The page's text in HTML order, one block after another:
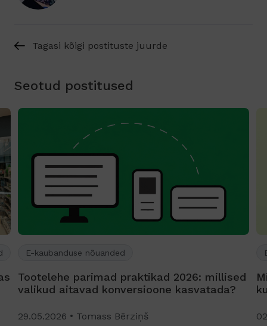
Tagasi kõigi postituste juurde
Seotud postitused
E-kaubanduse nõuanded
Tootelehe parimad praktikad 2026: millised
valikud aitavad konversioone kasvatada?
29.05.2026
Tomass Bērziņš